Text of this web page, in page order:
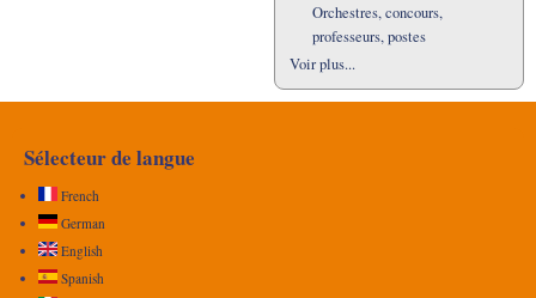
Orchestres, concours,
professeurs, postes
Voir plus...
Sélecteur de langue
French
German
English
Spanish